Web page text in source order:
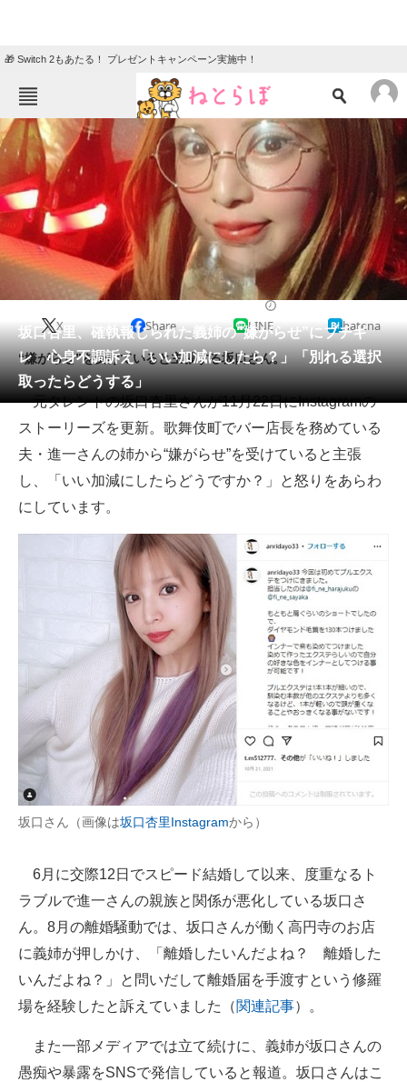
🎁 Switch 2もあたる！ プレゼントキャンペーン実施中！
ねとらぼメニュー
TOP ニュース
エンタメ クイズ
グルメ 地域
住まい 教育・育児
リサーチ
会員記事
メディア
注目記事を集めた総合ページ
ITの今と未来を見通す
スマホと通信の最新トレンド
好きが集まる 比べて選べる
ビジネスと働き方のヒント
AI活用のいまが分かる
企業ITのトレンドを詳説
経営リーダーのコミュニティ
マーケ×ITの今がよく分かる
ITエンジニア向け専門サイト
IT製品の技術・比較・事例
モノづくり技術者専門サイト
エネルギーの専門メディア
坂口杏里、確執報じられた義姉の“嫌がらせ”にブチギ
レ 心身不調訴え「いい加減にしたら？」「別れる選択
取ったらどうする」
X Share LINE hatena
“嫌がらせ”を受けていると主張する坂口さん。
元タレントの坂口杏里さんが11月22日にInstagramの
ストーリーズを更新。歌舞伎町でバー店長を務めている
夫・進一さんの姉から“嫌がらせ”を受けていると主張
し、「いい加減にしたらどうですか？」と怒りをあらわ
にしています。
坂口さん（画像は坂口杏里Instagramから）
6月に交際12日でスピード結婚して以来、度重なるト
ラブルで進一さんの親族と関係が悪化している坂口さ
ん。8月の離婚騒動では、坂口さんが働く高円寺のお店
に義姉が押しかけ、「離婚したいんだよね？ 離婚した
いんだよね？」と問いだして離婚届を手渡すという修羅
場を経験したと訴えていました（関連記事）。
また一部メディアでは立て続けに、義姉が坂口さんの
愚痴や暴露をSNSで発信していると報道。坂口さんはこ